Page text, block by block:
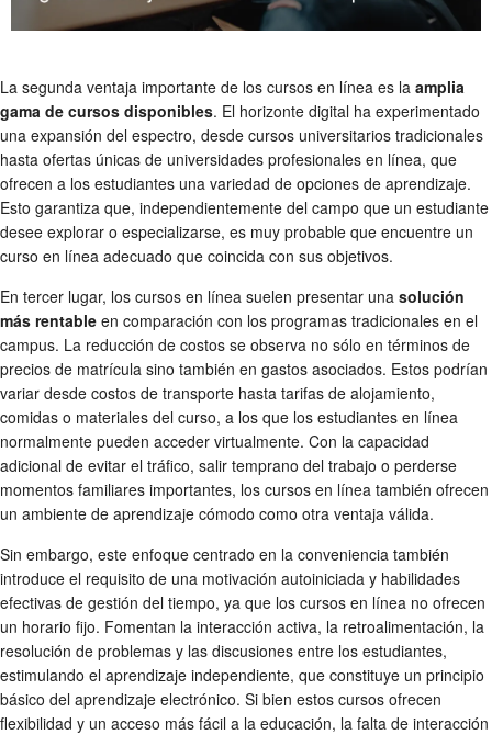
La segunda ventaja importante de los cursos en línea es la amplia
gama de cursos disponibles. El horizonte digital ha experimentado
una expansión del espectro, desde cursos universitarios tradicionales
hasta ofertas únicas de universidades profesionales en línea, que
ofrecen a los estudiantes una variedad de opciones de aprendizaje.
Esto garantiza que, independientemente del campo que un estudiante
desee explorar o especializarse, es muy probable que encuentre un
curso en línea adecuado que coincida con sus objetivos.
En tercer lugar, los cursos en línea suelen presentar una solución
más rentable en comparación con los programas tradicionales en el
campus. La reducción de costos se observa no sólo en términos de
precios de matrícula sino también en gastos asociados. Estos podrían
variar desde costos de transporte hasta tarifas de alojamiento,
comidas o materiales del curso, a los que los estudiantes en línea
normalmente pueden acceder virtualmente. Con la capacidad
adicional de evitar el tráfico, salir temprano del trabajo o perderse
momentos familiares importantes, los cursos en línea también ofrecen
un ambiente de aprendizaje cómodo como otra ventaja válida.
Sin embargo, este enfoque centrado en la conveniencia también
introduce el requisito de una motivación autoiniciada y habilidades
efectivas de gestión del tiempo, ya que los cursos en línea no ofrecen
un horario fijo. Fomentan la interacción activa, la retroalimentación, la
resolución de problemas y las discusiones entre los estudiantes,
estimulando el aprendizaje independiente, que constituye un principio
básico del aprendizaje electrónico. Si bien estos cursos ofrecen
flexibilidad y un acceso más fácil a la educación, la falta de interacción